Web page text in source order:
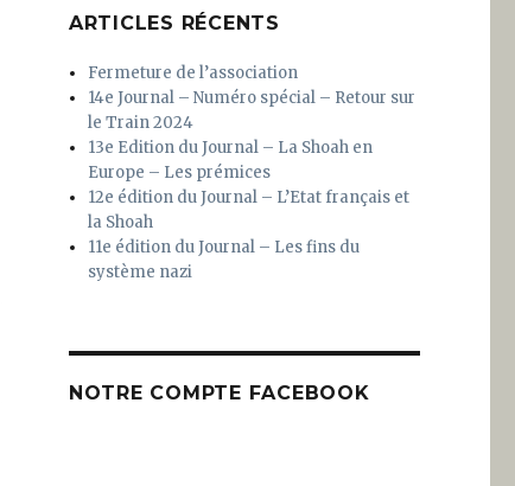
ARTICLES RÉCENTS
Fermeture de l’association
14e Journal – Numéro spécial – Retour sur
le Train 2024
13e Edition du Journal – La Shoah en
Europe – Les prémices
12e édition du Journal – L’Etat français et
la Shoah
11e édition du Journal – Les fins du
système nazi
NOTRE COMPTE FACEBOOK